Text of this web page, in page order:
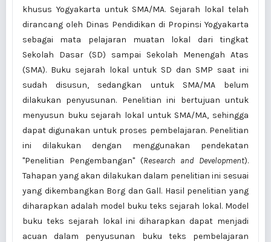
khusus Yogyakarta untuk SMA/MA. Sejarah lokal telah
dirancang oleh Dinas Pendidikan di Propinsi Yogyakarta
sebagai mata pelajaran muatan lokal dari tingkat
Sekolah Dasar (SD) sampai Sekolah Menengah Atas
(SMA). Buku sejarah lokal untuk SD dan SMP saat ini
sudah disusun, sedangkan untuk SMA/MA belum
dilakukan penyusunan. Penelitian ini bertujuan untuk
menyusun buku sejarah lokal untuk SMA/MA, sehingga
dapat digunakan untuk proses pembelajaran. Penelitian
ini dilakukan dengan menggunakan pendekatan
"Penelitian Pengembangan" (Research and Development).
Tahapan yang akan dilakukan dalam penelitian ini sesuai
yang dikembangkan Borg dan Gall. Hasil penelitian yang
diharapkan adalah model buku teks sejarah lokal. Model
buku teks sejarah lokal ini diharapkan dapat menjadi
acuan dalam penyusunan buku teks pembelajaran